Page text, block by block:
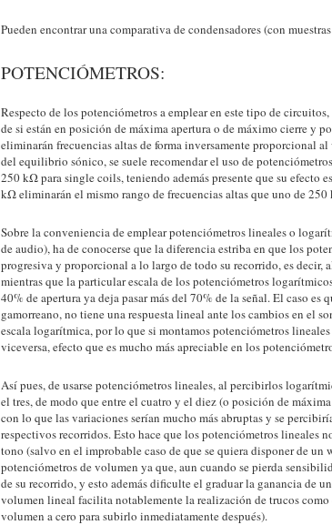
Pueden encontrar una comparativa de condensadores (con
POTENCIÓMETROS:
Respecto de los potenciómetros a emplear en este tipo de
de si están en posición de máxima apertura o de máximo cierre y
eliminarán frecuencias altas de forma inversamente proporcional
del equilibrio sónico, se suele recomendar el uso de
250 kΩ para single coils, teniendo además presente que su efecto
kΩ eliminarán el mismo rango de frecuencias altas que uno de
Sobre la conveniencia de emplear potenciómetros lineales o
de audio), ha de conocerse que la diferencia estriba en que los
progresiva y proporcional a lo largo de todo su recorrido, es decir,
mientras que la particular escala de los potenciómetros
40% de apertura ya deja pasar más del 70% de la señal. El caso
gamorreano, no tiene una respuesta lineal ante los cambios en el
escala logarítmica, por lo que si montamos potenciómetros
viceversa, efecto que es mucho más apreciable en los
Así pues, de usarse potenciómetros lineales, al percibirlos
el tres, de modo que entre el cuatro y el diez (o posición de
con lo que las variaciones serían mucho más abruptas y se
respectivos recorridos. Esto hace que los potenciómetros lineales
tono (salvo en el improbable caso de que se quiera disponer de un
potenciómetros de volumen ya que, aun cuando se pierda
de su recorrido, y esto además dificulte el graduar la ganancia de
volumen lineal facilita notablemente la realización de trucos
volumen a cero para subirlo inmediatamente después).